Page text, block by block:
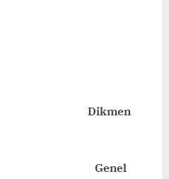
Dikmen
Genel